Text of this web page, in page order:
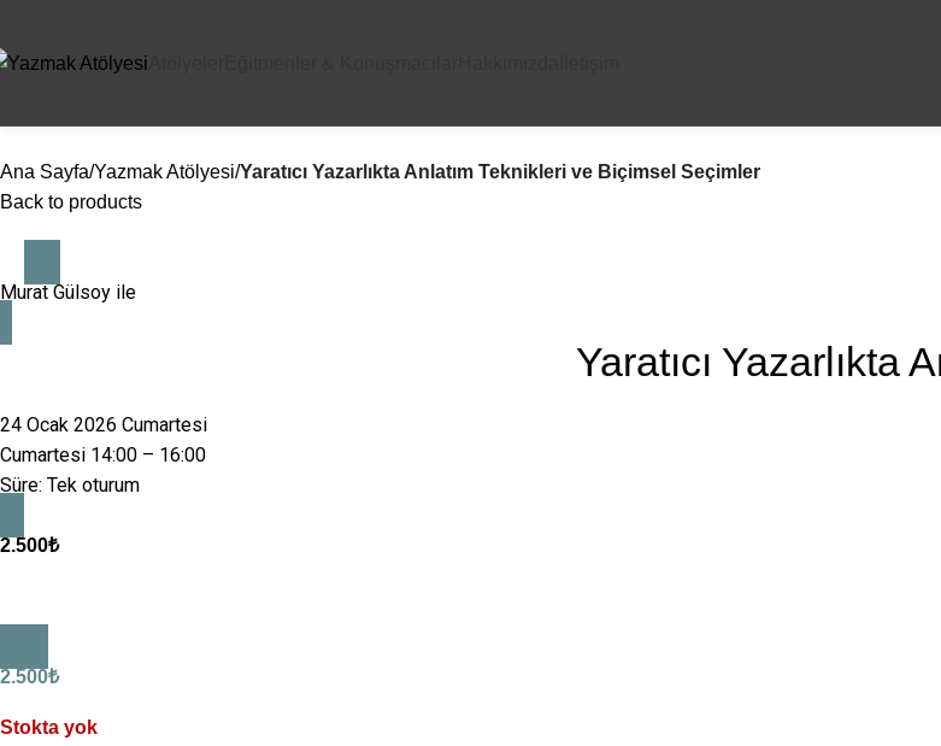
Ana Sayfa Yazmak Atölyesi Yaratıcı Yazarlıkta Anlatım Teknikleri ve Biçimsel Seçimler
Back to products
Murat Gülsoy ile
Yaratıcı
24 Ocak 2026 Cumartesi
Cumartesi 14:00 – 16:00
Süre: Tek oturum
2.500₺
2.500₺
Stokta yok